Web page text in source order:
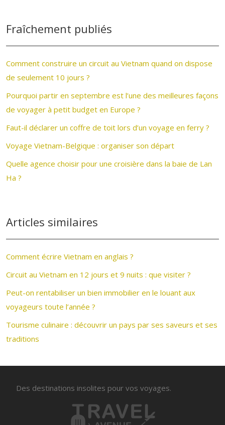
Fraîchement publiés
Comment construire un circuit au Vietnam quand on dispose
de seulement 10 jours ?
Pourquoi partir en septembre est l’une des meilleures façons
de voyager à petit budget en Europe ?
Faut-il déclarer un coffre de toit lors d’un voyage en ferry ?
Voyage Vietnam-Belgique : organiser son départ
Quelle agence choisir pour une croisière dans la baie de Lan
Ha ?
Articles similaires
Comment écrire Vietnam en anglais ?
Circuit au Vietnam en 12 jours et 9 nuits : que visiter ?
Peut-on rentabiliser un bien immobilier en le louant aux
voyageurs toute l’année ?
Tourisme culinaire : découvrir un pays par ses saveurs et ses
traditions
Des destinations insolites pour vos voyages.